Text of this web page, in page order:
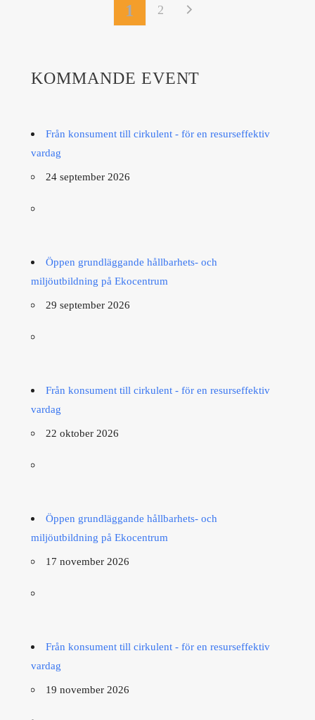
1 2
KOMMANDE EVENT
Från konsument till cirkulent - för en resurseffektiv
vardag
24 september 2026
Öppen grundläggande hållbarhets- och
miljöutbildning på Ekocentrum
29 september 2026
Från konsument till cirkulent - för en resurseffektiv
vardag
22 oktober 2026
Öppen grundläggande hållbarhets- och
miljöutbildning på Ekocentrum
17 november 2026
Från konsument till cirkulent - för en resurseffektiv
vardag
19 november 2026